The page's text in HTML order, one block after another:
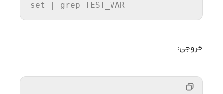
set grep TEST_VAR
خروجی: